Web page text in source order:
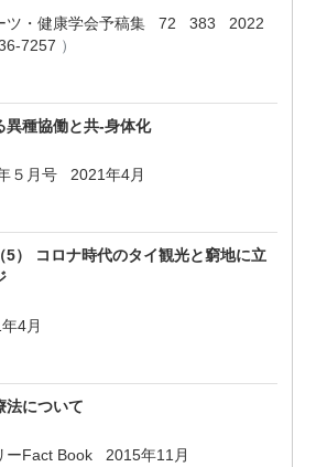
ツ・健康学会予稿集 72 383 2022
7257 ）
異種協働と共‐身体化
５月号 2021年4月
5） コロナ時代のタイ観光と窮地に立
4月
法について
ーFact Book 2015年11月